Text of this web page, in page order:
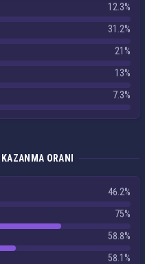
12.3%
31.2%
21%
13%
7.3%
ORANI
46.2%
75%
58.8%
58.1%